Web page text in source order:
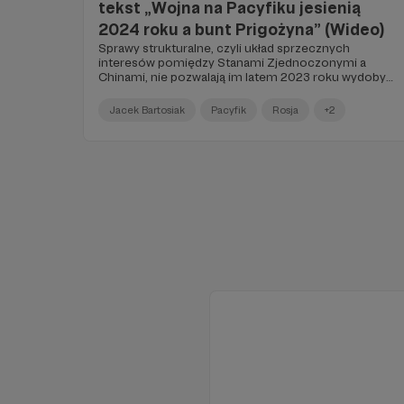
tekst „Wojna na Pacyfiku jesienią
2024 roku a bunt Prigożyna” (Wideo)
Sprawy strukturalne, czyli układ sprzecznych
interesów pomiędzy Stanami Zjednoczonymi a
Chinami, nie pozwalają im latem 2023 roku wydobyć
polityczna w Eurazji i wokół niej rośnie, a wraz z nią
pojawia się coraz więcej napięć i sporów oraz
Jacek Bartosiak Pacyfik Rosja +2